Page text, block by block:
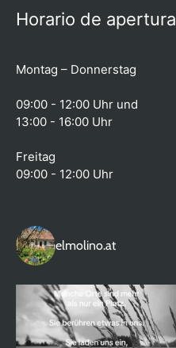
Horario de apertura
Montag – Donnerstag
09:00 - 12:00 Uhr und
13:00 - 16:00 Uhr
Freitag
09:00 - 12:00 Uhr
elmolino.at